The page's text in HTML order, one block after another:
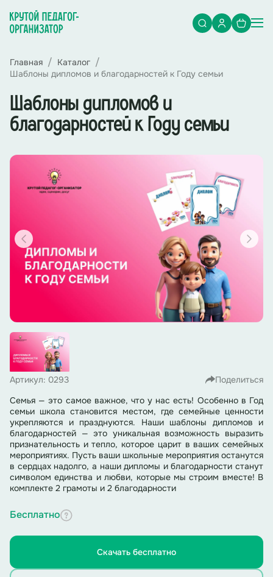
Главная
Каталог
Шаблоны дипломов и благодарностей к Году семьи
Шаблоны дипломов и
благодарностей к Году семьи
Артикул: 0293
Поделиться
Семья — это самое важное, что у нас есть! Особенно в Год
семьи школа становится местом, где семейные ценности
укрепляются и празднуются. Наши шаблоны дипломов и
благодарностей — это уникальная возможность выразить
признательность и тепло, которое царит в ваших семейных
мероприятиях. Пусть ваши школьные мероприятия останутся
в сердцах надолго, а наши дипломы и благодарности станут
символом единства и любви, которые мы строим вместе! В
комплекте 2 грамоты и 2 благодарности
Бесплатно
Скачать бесплатно